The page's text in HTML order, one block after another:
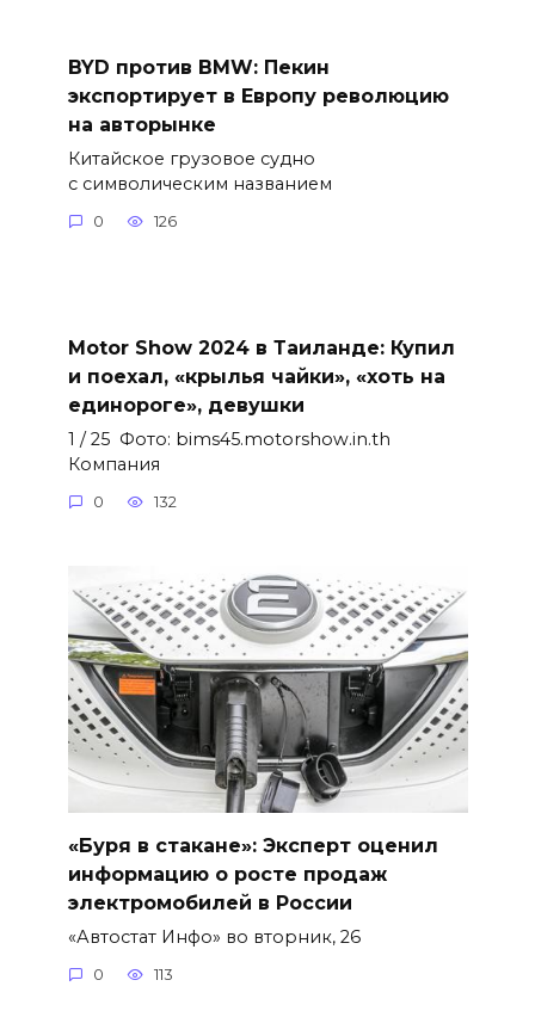
BYD против BMW: Пекин
экспортирует в Европу революцию
на авторынке
Китайское грузовое судно
с символическим названием
0 126
Motor Show 2024 в Таиланде: Купил
и поехал, «крылья чайки», «хоть на
единороге», девушки
1 / 25 Фото: bims45.motorshow.in.th
Компания
0 132
«Буря в стакане»: Эксперт оценил
информацию о росте продаж
электромобилей в России
«Автостат Инфо» во вторник, 26
0 113